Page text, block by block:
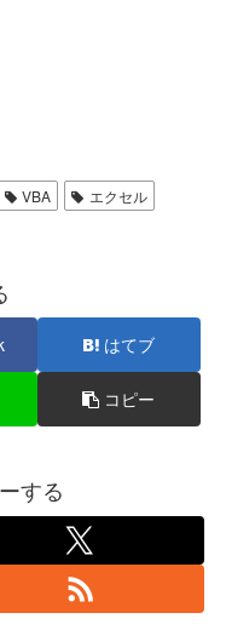
VBA
エクセル
はてブ
コピー
する